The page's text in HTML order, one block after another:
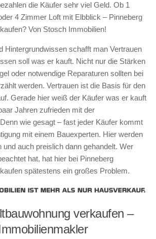
die Käufer sehr viel Geld. Ob 1
4 Zimmer Loft mit Elbblick – Pinneberg
Von Stosch Immobilien!
Hintergrundwissen schafft man Vertrauen
soll was er kauft. Nicht nur die Stärken
oder notwendige Reparaturen sollten bei
werden. Vertrauen ist die Basis für den
Gerade hier weiß der Käufer was er kauft
Jahren zufrieden mit der
wie gesagt – fast jeder Käufer kommt
mit einem Bauexperten. Hier werden
und auch preislich dann gehandelt. Wer
hat, hat hier bei Pinneberg
spätestens ein großes Problem.
verkaufen –